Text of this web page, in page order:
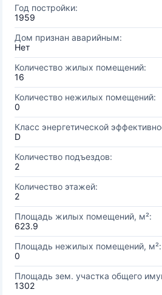
Год постройки:
1959
Дом признан аварийным:
Нет
Количество жилых помещений:
16
Количество нежилых помещений:
0
Класс энергетической
D
Количество подъездов:
2
Количество этажей:
2
Площадь жилых помещений, м²:
623.9
Площадь нежилых помещений, м²:
0
Площадь зем. участка общего
1302